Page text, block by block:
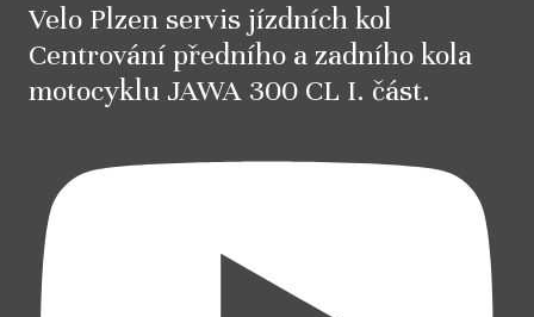
Velo Plzen servis jízdních kol
Centrování předního a zadního kola
motocyklu JAWA 300 CL I. část.